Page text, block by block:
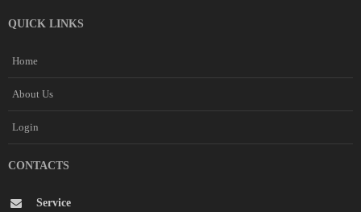
QUICK LINKS
Home
About Us
Login
CONTACTS
Service